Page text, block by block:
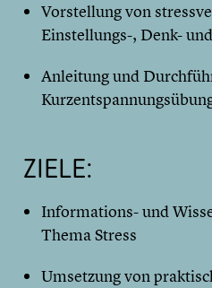
Vorstellung von
Einstellungs-, Denk-
Anleitung und
ZIELE:
Informations- und
Thema Stress
Umsetzung von